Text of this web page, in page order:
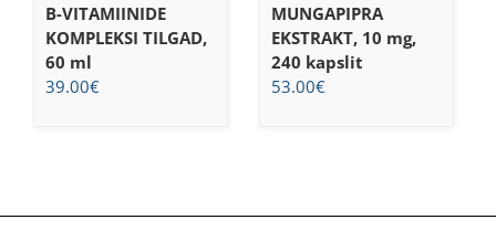
B-VITAMIINIDE
KOMPLEKSI TILGAD,
60 ml
39.00€
MUNGAPIPRA
EKSTRAKT, 10 mg,
240 kapslit
53.00€